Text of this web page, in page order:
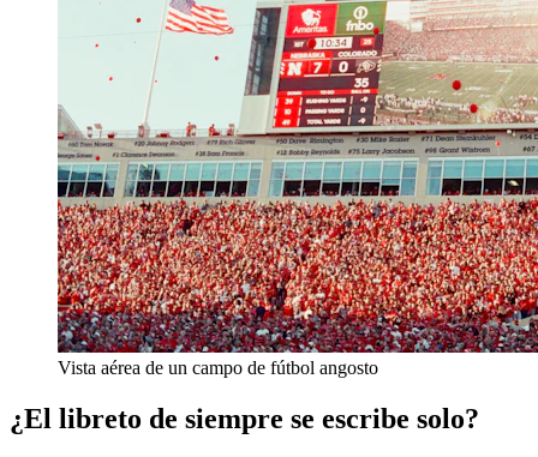
Vista aérea de un campo de fútbol angosto
¿El libreto de siempre se escribe solo?